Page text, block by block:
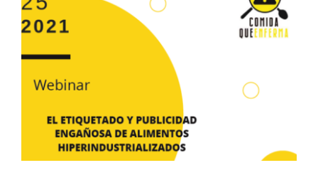
El etiquetado y publicidad
engañosa de alimentos
hiperindustrializados
Investigación